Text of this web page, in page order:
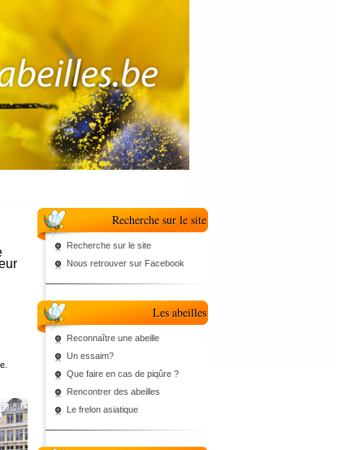
Recherche sur le site
Recherche sur le site
Nous retrouver sur Facebook
Les abeilles
Reconnaître une abeille
Un essaim?
Que faire en cas de piqûre ?
Rencontrer des abeilles
Le frelon asiatique